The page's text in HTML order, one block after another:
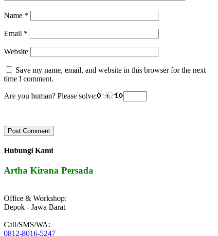
Name *
Email *
Website
Save my name, email, and website in this browser for the next
time I comment.
Are you human? Please solve:
Hubungi Kami
Artha Kirana Persada
Office & Workshop:
Depok - Jawa Barat
Call/SMS/WA:
0812-8016-5247